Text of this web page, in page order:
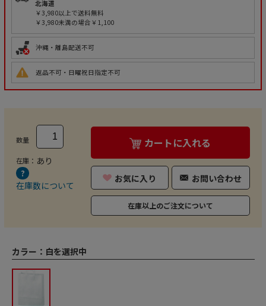
北海道
￥3,980以上で送料無料
￥3,980未満の場合￥1,100
沖縄・離島配送不可
返品不可・日曜祝日指定不可
数量
在庫： あり
在庫数について
カートに入れる
お気に入り お問い合わせ
在庫以上のご注文について
カラー： 白を選択中